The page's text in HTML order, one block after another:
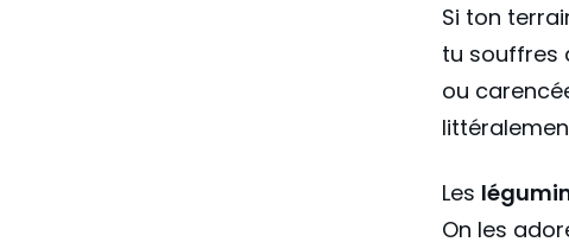
Si ton
tu souffres
ou
Les
On les